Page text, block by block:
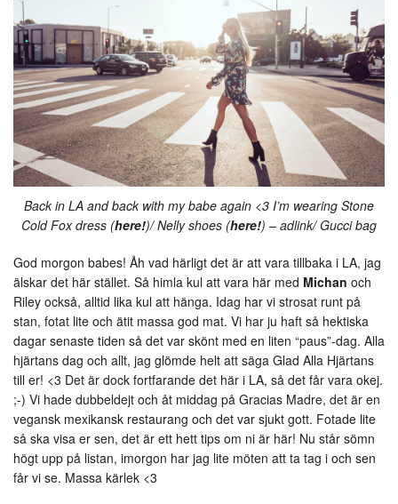
Back in LA and back with my babe again <3 I’m wearing Stone
Cold Fox dress (here!)/ Nelly shoes (here!) – adlink/ Gucci bag
God morgon babes! Åh vad härligt det är att vara tillbaka i LA, jag
älskar det här stället. Så himla kul att vara här med Michan och
Riley också, alltid lika kul att hänga. Idag har vi strosat runt på
stan, fotat lite och ätit massa god mat. Vi har ju haft så hektiska
dagar senaste tiden så det var skönt med en liten “paus”-dag. Alla
hjärtans dag och allt, jag glömde helt att säga Glad Alla Hjärtans
till er! <3 Det är dock fortfarande det här i LA, så det får vara okej.
;-) Vi hade dubbeldejt och åt middag på Gracias Madre, det är en
vegansk mexikansk restaurang och det var sjukt gott. Fotade lite
så ska visa er sen, det är ett hett tips om ni är här! Nu står sömn
högt upp på listan, imorgon har jag lite möten att ta tag i och sen
får vi se. Massa kärlek <3